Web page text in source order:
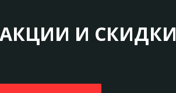
И СКИДКИ